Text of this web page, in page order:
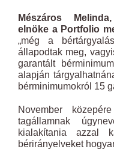
Mészáros
elnöke a Portfolio
„még a
állapodtak meg,
garantált
alapján
bérminimumokról 15
November
tagállamnak
kialakítania azzal
bérirányelveket